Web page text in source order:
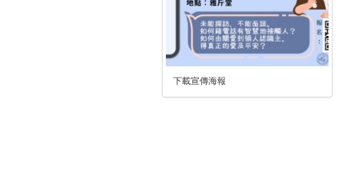
下載宣傳海報